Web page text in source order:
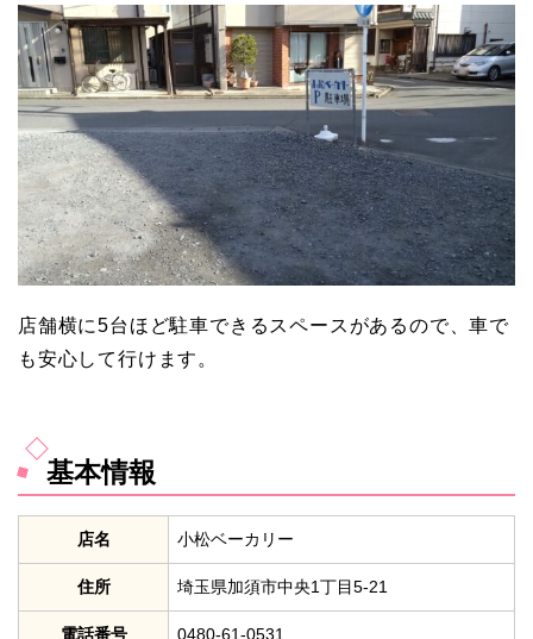
店舗横に5台ほど駐車できるスペースがあるので、車で
も安心して行けます。
基本情報
店名 小松ベーカリー
住所 埼玉県加須市中央1丁目5-21
電話番号 0480-61-0531